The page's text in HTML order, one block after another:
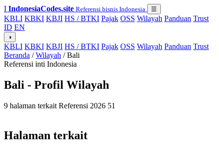
I IndonesiaCodes.site Referensi bisnis Indonesia ☰
KBLI KBKI KBJI HS / BTKI Pajak OSS Wilayah Panduan Trust
ID EN
◑
KBLI KBKI KBJI HS / BTKI Pajak OSS Wilayah Panduan Trust
Beranda / Wilayah / Bali
Referensi inti Indonesia
Bali - Profil Wilayah
9 halaman terkait Referensi 2026 51
Halaman terkait